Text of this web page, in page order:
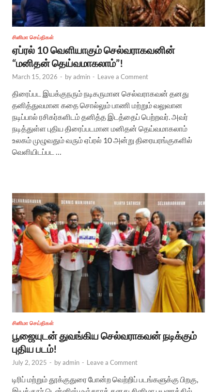
சினிமா செய்திகள்
ஏப்ரல் 10 வெளியாகும் செல்வராகவனின்
“மனிதன் தெய்வமாகலாம்”!
March 15, 2026 - byadmin - Leave a Comment
திரைப்பட இயக்குநரும் நடிகருமான செல்வராகவன் தனது
தனித்துவமான கதை சொல்லும் பாணி மற்றும் வலுவான
நடிப்பால் ரசிகர்களிடம் தனித்த இடத்தைப் பெற்றவர். அவர்
நடித்துள்ள புதிய திரைப்படமான மனிதன் தெய்வமாகலாம்
உலகம் முழுவதும் வரும் ஏப்ரல் 10 அன்று திரையரங்குகளில்
வெளியிடப்பட …
சினிமா செய்திகள்
பூஜையுடன் துவங்கிய செல்வராகவன் நடிக்கும்
புதிய படம்!
July 2, 2025 - byadmin - Leave a Comment
டிரிப் மற்றும் தூக்குதுரை போன்ற வெற்றிப் படங்களுக்கு பிறகு,